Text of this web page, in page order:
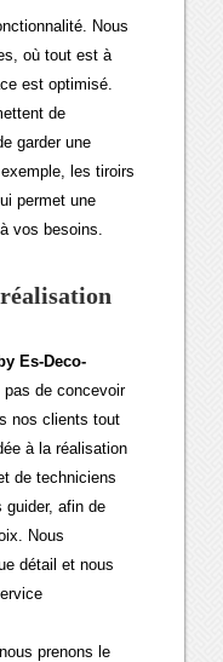
Nous
où tout est à
est optimisé.
de
garder une
les tiroirs
permet une
vos besoins.
Es-Deco-
de concevoir
nos clients tout
à la réalisation
de techniciens
afin de
Nous
détail et nous
prenons le